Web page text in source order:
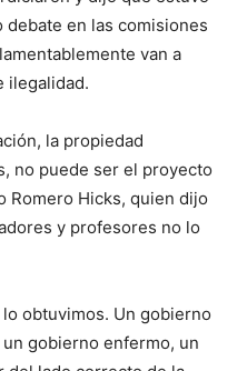
en las comisiones
van a
ilegalidad.
la propiedad
no puede ser el proyecto
Romero Hicks, quien dijo
y profesores no lo
obtuvimos. Un gobierno
gobierno enfermo, un